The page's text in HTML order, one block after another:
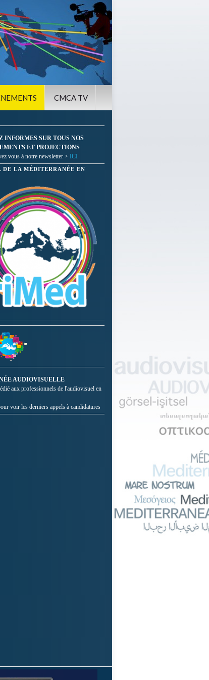
CMCA TV
INFORMES SUR TOUS NOS
ET PROJECTIONS
vous à notre newsletter > ICI
DE LA MÉDITERRANÉE EN
AUDIOVISUELLE
aux professionnels de l'audiovisuel en
voir les derniers appels à candidatures